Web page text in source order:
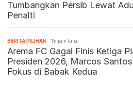
Tumbangkan Persib Lewat Adu
Penalti
BERITA PILIHAN 15 jam lalu
Arema FC Gagal Finis Ketiga
Presiden 2026, Marcos
Fokus di Babak Kedua